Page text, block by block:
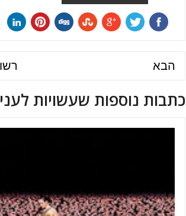
הבא
כתבות נוספות שעשויות